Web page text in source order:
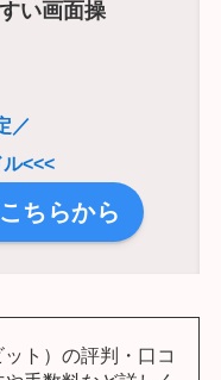
い画面操
／
<<<
ちらから
ト）の評判・口コ